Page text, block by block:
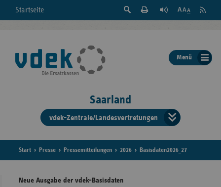
Startseite
Suche
der
Seite
Feed
Menü
Saarland
vdek-Zentrale/Landesvertretungen
der
Start Presse Pressemitteilungen 2026 Basisdaten2026_27
Neue Ausgabe der vdek-Basisdaten